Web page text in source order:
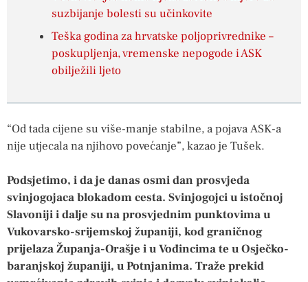
suzbijanje bolesti su učinkovite
Teška godina za hrvatske poljoprivrednike –
poskupljenja, vremenske nepogode i ASK
obilježili ljeto
“Od tada cijene su više-manje stabilne, a pojava ASK-a
nije utjecala na njihovo povećanje”, kazao je Tušek.
Podsjetimo, i da je danas osmi dan prosvjeda
svinjogojaca blokadom cesta. Svinjogojci u istočnoj
Slavoniji i dalje su na prosvjednim punktovima u
Vukovarsko-srijemskoj županiji, kod graničnog
prijelaza Županja-Orašje i u Vođincima te u Osječko-
baranjskoj županiji, u Potnjanima. Traže prekid